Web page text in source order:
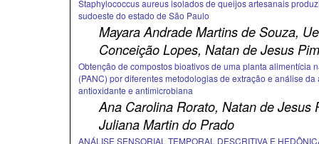
Staphylococcus aureus isolados de queijos artesanais
sudoeste do estado de São Paulo
Mayara Andrade Martins de Souza,
Conceição Lopes, Natan de Jesus
Obtenção de compostos bioativos de uma planta alimentícia
(PANC) por diferentes metodologias de extração e análise da
antioxidante e antimicrobiana
Ana Carolina Rorato, Natan de Jesus
Juliana Martin do Prado
ANÁLISE SENSORIAL TEMPORAL DESCRITIVA E